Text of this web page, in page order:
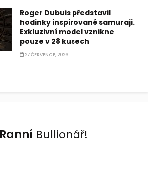
Roger Dubuis představil
hodinky inspirované samuraji.
Exkluzivní model vznikne
pouze v 28 kusech
27 ČERVENCE, 2026
Ranní Bullionář!